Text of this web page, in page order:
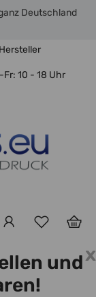
Deutschland
Hersteller
Fr: 10 - 18 Uhr
x
und